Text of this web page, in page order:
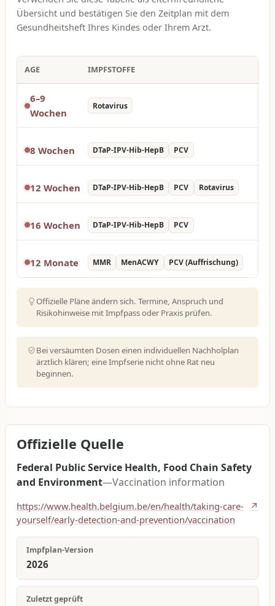
Übersicht und bestätigen Sie den Zeitplan mit dem
Gesundheitsheft Ihres Kindes oder Ihrem Arzt.
AGE IMPFSTOFFE
6–9
Wochen
Rotavirus
8 Wochen DTaP-IPV-Hib-HepB PCV
12 Wochen DTaP-IPV-Hib-HepB PCV Rotavirus
16 Wochen DTaP-IPV-Hib-HepB PCV
12 Monate MMR MenACWY PCV (Auffrischung)
Offizielle Pläne ändern sich. Termine, Anspruch und
Risikohinweise mit Impfpass oder Praxis prüfen.
Bei versäumten Dosen einen individuellen Nachholplan
ärztlich klären; eine Impfserie nicht ohne Rat neu
beginnen.
Offizielle Quelle
Federal Public Service Health, Food Chain Safety
and Environment—Vaccination information
https://www.health.belgium.be/en/health/taking-care-
yourself/early-detection-and-prevention/vaccination
↗
Impfplan-Version
2026
Zuletzt geprüft